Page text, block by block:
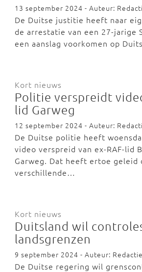
13 september 2024 - Auteur:
De Duitse justitie heeft naar
de arrestatie van een 27-jarige
een aanslag voorkomen op
Kort nieuws
Politie verspreidt
lid Garweg
12 september 2024 - Auteur:
De Duitse politie heeft
video verspreid van ex-RAF-lid
Garweg. Dat heeft ertoe geleid
verschillende…
Kort nieuws
Duitsland wil
landsgrenzen
9 september 2024 - Auteur:
De Duitse regering wil